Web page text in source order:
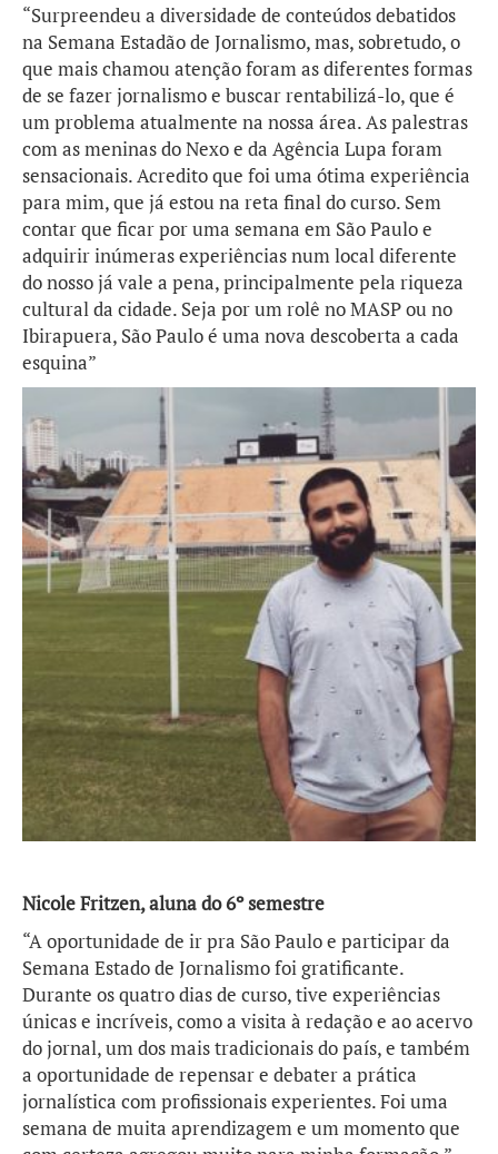
“Surpreendeu a diversidade de conteúdos debatidos
na Semana Estadão de Jornalismo, mas, sobretudo, o
que mais chamou atenção foram as diferentes formas
de se fazer jornalismo e buscar rentabilizá-lo, que é
um problema atualmente na nossa área. As palestras
com as meninas do Nexo e da Agência Lupa foram
sensacionais. Acredito que foi uma ótima experiência
para mim, que já estou na reta final do curso. Sem
contar que ficar por uma semana em São Paulo e
adquirir inúmeras experiências num local diferente
do nosso já vale a pena, principalmente pela riqueza
cultural da cidade. Seja por um rolê no MASP ou no
Ibirapuera, São Paulo é uma nova descoberta a cada
esquina”
Nicole Fritzen, aluna do 6º semestre
“A oportunidade de ir pra São Paulo e participar da
Semana Estado de Jornalismo foi gratificante.
Durante os quatro dias de curso, tive experiências
únicas e incríveis, como a visita à redação e ao acervo
do jornal, um dos mais tradicionais do país, e também
a oportunidade de repensar e debater a prática
jornalística com profissionais experientes. Foi uma
semana de muita aprendizagem e um momento que